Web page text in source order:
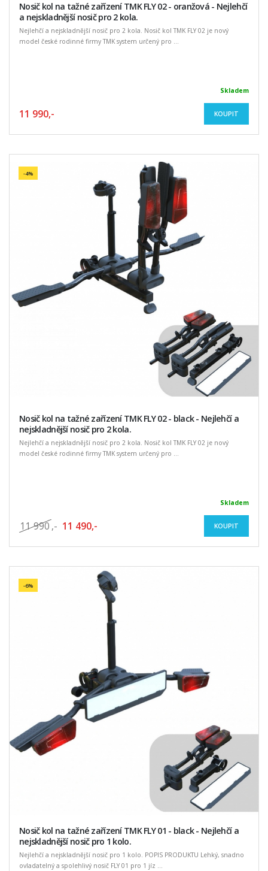
Nosič kol na tažné zařízení TMK FLY 02 - oranžová - Nejlehčí
a nejskladnější nosič pro 2 kola.
Nejlehčí a nejskladnější nosič pro 2 kola. Nosič kol TMK FLY 02 je nový
model české rodinné firmy TMK system určený pro ...
Skladem
11 990,- KOUPIT
-4%
Nosič kol na tažné zařízení TMK FLY 02 - black - Nejlehčí a
nejskladnější nosič pro 2 kola.
Nejlehčí a nejskladnější nosič pro 2 kola. Nosič kol TMK FLY 02 je nový
model české rodinné firmy TMK system určený pro ...
Skladem
11 990 ,- 11 490,- KOUPIT
-6%
Nosič kol na tažné zařízení TMK FLY 01 - black - Nejlehčí a
nejskladnější nosič pro 1 kolo.
Nejlehčí a nejskladnější nosič pro 1 kolo. POPIS PRODUKTU Lehký, snadno
ovladatelný a spolehlivý nosič FLY 01 pro 1 jíz ...